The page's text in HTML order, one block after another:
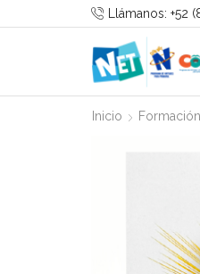
Llámanos: +52
Inicio